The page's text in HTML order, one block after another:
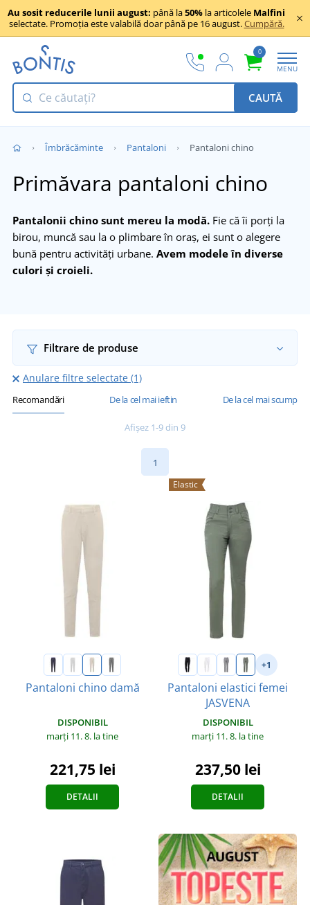
Au sosit reducerile lunii august: până la50% la articolele Malfini
selectate. Promoția este valabilă doar până pe 16 august.Cumpără.
0
MENU
CAUTĂ
Îmbrăcăminte Pantaloni Pantaloni chino
Primăvara pantaloni chino
Pantalonii chino sunt mereu la modă. Fie că îi porți la
birou, muncă sau la o plimbare în oraș, ei sunt o alegere
bună pentru activități urbane. Avem modele în diverse
culori și croieli.
Filtrare de produse
Anulare filtre selectate (1)
Recomandări De la cel mai ieftin De la cel mai scump
Afișez 1-9 din 9
1
Pantaloni chino damă
DISPONIBIL
marți 11. 8. la tine
221,75 lei
DETALII
Elastic
+1
Pantaloni elastici femei
JASVENA
DISPONIBIL
marți 11. 8. la tine
237,50 lei
DETALII